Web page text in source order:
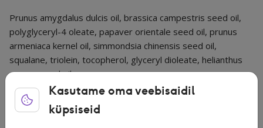
Prunus amygdalus dulcis oil, brassica campestris seed oil,
polyglyceryl-4 oleate, papaver orientale seed oil, prunus
armeniaca kernel oil, simmondsia chinensis seed oil,
squalane, triolein, tocopherol, glyceryl dioleate, helianthus
annuus seed oil.
Lapsed,Naha- ja juuksehooldus
Kasutame oma veebisaidil
küpsiseid